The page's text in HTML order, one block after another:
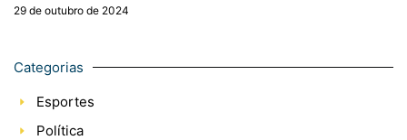
29 de outubro de 2024
Categorias
Esportes
Política